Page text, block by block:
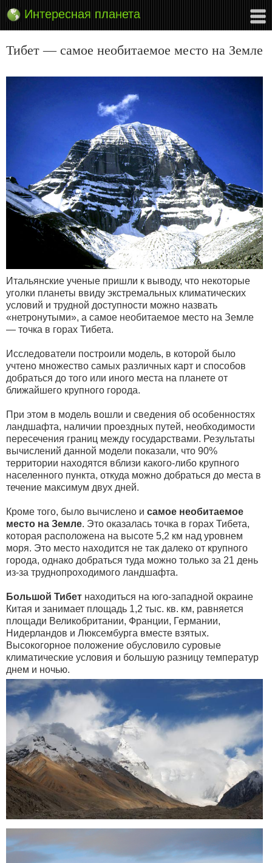
Интересная планета
Тибет — самое необитаемое место на Земле
Итальянские ученые пришли к выводу, что некоторые
уголки планеты ввиду экстремальных климатических
условий и трудной доступности можно назвать
«нетронутыми», а самое необитаемое место на Земле
— точка в горах Тибета.
Исследователи построили модель, в которой было
учтено множество самых различных карт и способов
добраться до того или иного места на планете от
ближайшего крупного города.
При этом в модель вошли и сведения об особенностях
ландшафта, наличии проездных путей, необходимости
пересечения границ между государствами. Результаты
вычислений данной модели показали, что 90%
территории находятся вблизи какого-либо крупного
населенного пункта, откуда можно добраться до места в
течение максимум двух дней.
Кроме того, было вычислено и самое необитаемое
место на Земле. Это оказалась точка в горах Тибета,
которая расположена на высоте 5,2 км над уровнем
моря. Это место находится не так далеко от крупного
города, однако добраться туда можно только за 21 день
из-за труднопроходимого ландшафта.
Большой Тибет находиться на юго-западной окраине
Китая и занимает площадь 1,2 тыс. кв. км, равняется
площади Великобритании, Франции, Германии,
Нидерландов и Люксембурга вместе взятых.
Высокогорное положение обусловило суровые
климатические условия и большую разницу температур
днем и ночью.